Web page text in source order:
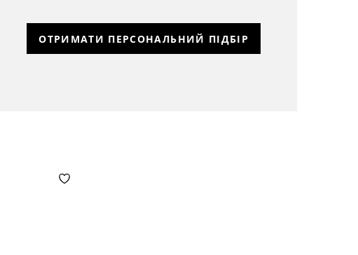
ОТРИМАТИ ПЕРСОНАЛЬНИЙ ПІДБІР